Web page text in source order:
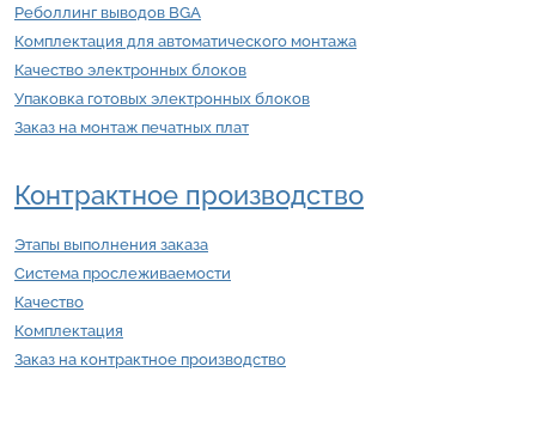
Реболлинг выводов BGA
Комплектация для автоматического монтажа
Качество электронных блоков
Упаковка готовых электронных блоков
Заказ на монтаж печатных плат
Контрактное производство
Этапы выполнения заказа
Система прослеживаемости
Качество
Комплектация
Заказ на контрактное производство